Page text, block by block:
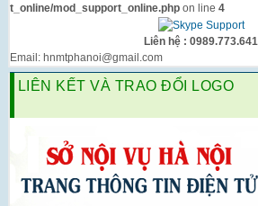
t_online/mod_support_online.phpon line 4
Liên hệ : 0989.773.641
Email: hnmtphanoi@gmail.com
LIÊN KẾT VÀ TRAO ĐỔI LOGO